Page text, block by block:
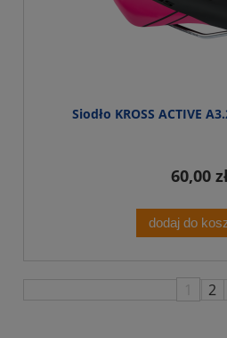
Siodło KROSS ACTIVE
60,00
dodaj do
2